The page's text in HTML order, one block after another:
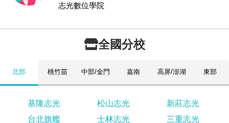
志光數位學院
全國分校
北部 桃竹苗 中部/金門 嘉南 高屏/澎湖 東部
基隆志光 松山志光
新莊志光
台北旗艦
士林志光 三重志光